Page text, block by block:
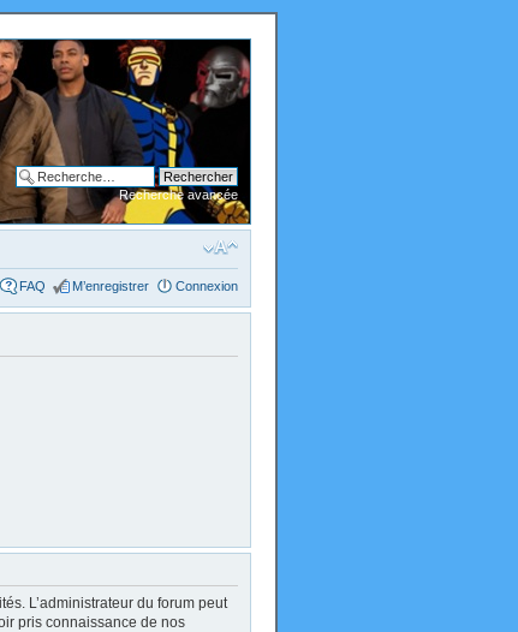
Recherche avancée
FAQ M’enregistrer Connexion
L’administrateur du forum peut
pris connaissance de nos